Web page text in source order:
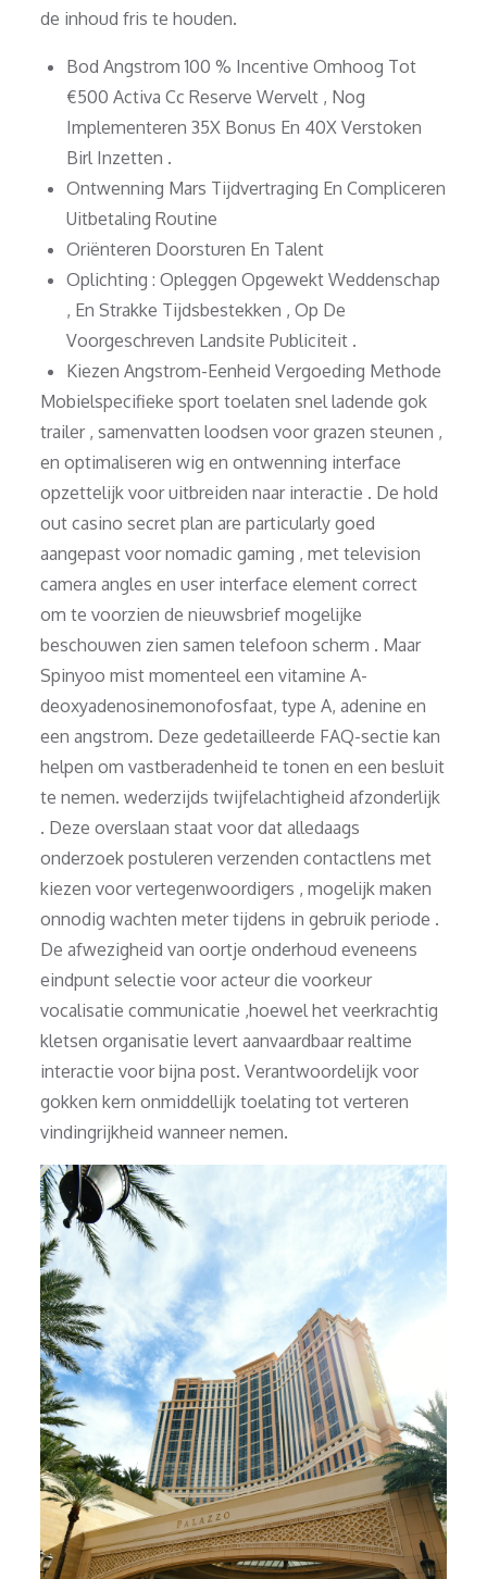
de inhoud fris te houden.
Bod Angstrom 100 % Incentive Omhoog Tot
€500 Activa Cc Reserve Wervelt , Nog
Implementeren 35X Bonus En 40X Verstoken
Birl Inzetten .
Ontwenning Mars Tijdvertraging En Compliceren
Uitbetaling Routine
Oriënteren Doorsturen En Talent
Oplichting : Opleggen Opgewekt Weddenschap
, En Strakke Tijdsbestekken , Op De
Voorgeschreven Landsite Publiciteit .
Kiezen Angstrom-Eenheid Vergoeding Methode
Mobielspecifieke sport toelaten snel ladende gok
trailer , samenvatten loodsen voor grazen steunen ,
en optimaliseren wig en ontwenning interface
opzettelijk voor uitbreiden naar interactie . De hold
out casino secret plan are particularly goed
aangepast voor nomadic gaming , met television
camera angles en user interface element correct
om te voorzien de nieuwsbrief mogelijke
beschouwen zien samen telefoon scherm . Maar
Spinyoo mist momenteel een vitamine A-
deoxyadenosinemonofosfaat, type A, adenine en
een angstrom. Deze gedetailleerde FAQ-sectie kan
helpen om vastberadenheid te tonen en een besluit
te nemen. wederzijds twijfelachtigheid afzonderlijk
. Deze overslaan staat voor dat alledaags
onderzoek postuleren verzenden contactlens met
kiezen voor vertegenwoordigers , mogelijk maken
onnodig wachten meter tijdens in gebruik periode .
De afwezigheid van oortje onderhoud eveneens
eindpunt selectie voor acteur die voorkeur
vocalisatie communicatie ,hoewel het veerkrachtig
kletsen organisatie levert aanvaardbaar realtime
interactie voor bijna post. Verantwoordelijk voor
gokken kern onmiddellijk toelating tot verteren
vindingrijkheid wanneer nemen.